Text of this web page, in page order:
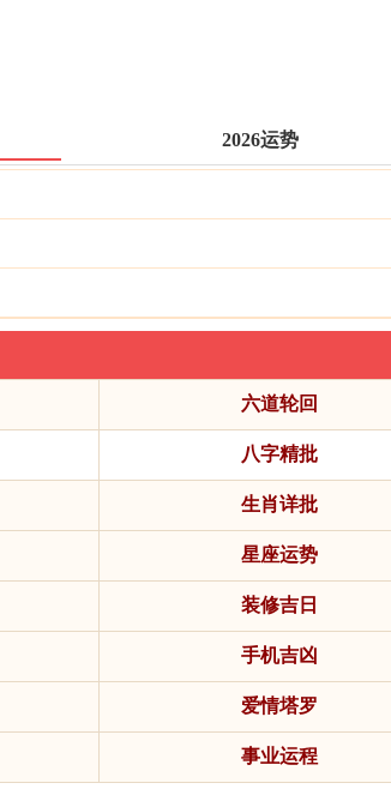
2026运势
六道轮回
八字精批
生肖详批
星座运势
装修吉日
手机吉凶
爱情塔罗
事业运程